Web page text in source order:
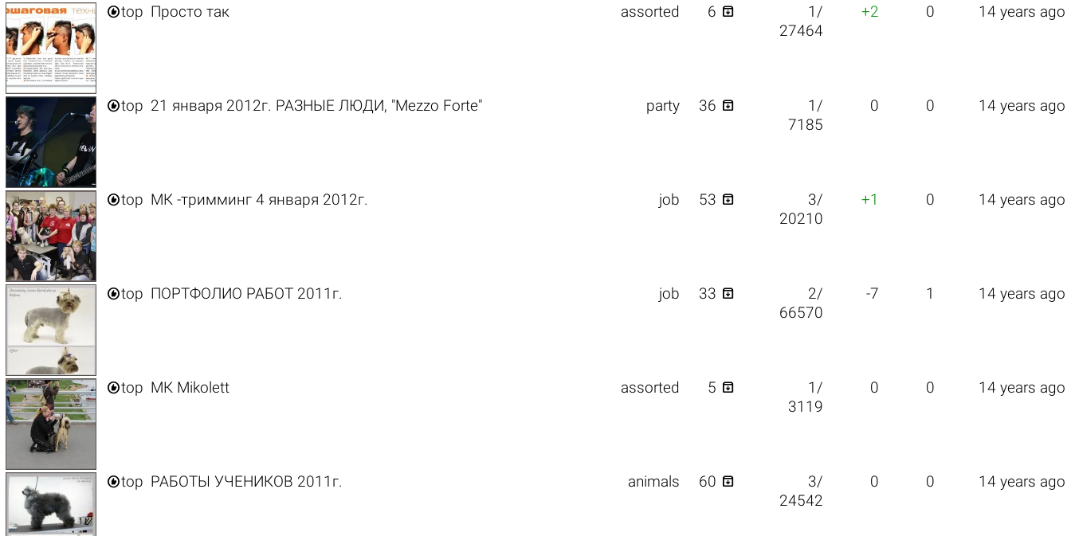
top Просто так assorted 6 
1/
27464
+2 0 14 years ago
top 21 января 2012г. РАЗНЫЕ ЛЮДИ, "Mezzo Forte" party 36 
1/
7185
0 0 14 years ago
top МК -тримминг 4 января 2012г. job 53 
3/
20210
+1 0 14 years ago
top ПОРТФОЛИО РАБОТ 2011г. job 33 
2/
66570
-7 1 14 years ago
top МК Mikolett assorted 5 
1/
3119
0 0 14 years ago
top РАБОТЫ УЧЕНИКОВ 2011г. animals 60 
3/
24542
0 0 14 years ago